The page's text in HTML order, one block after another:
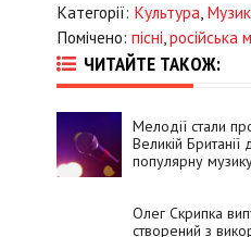
Категорії: Культура,
Помічено: пісні,російська
ЧИТАЙТЕ ТАКОЖ:
Мелодії стали
Великій Британії
популярну
Олег Скрипка
створений з